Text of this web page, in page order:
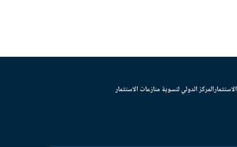
المركز الدولي لتسوية منازعات الاستثمار